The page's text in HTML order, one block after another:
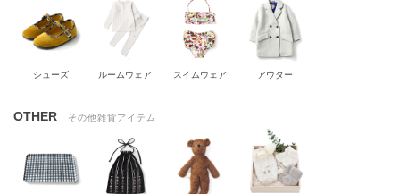
シューズ ルームウェア スイムウェア アウター
OTHER その他雑貨アイテム